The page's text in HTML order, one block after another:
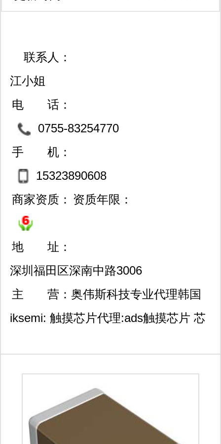
联系人：
江小姐
电 话：
0755-83254770
手 机：
15323890608
商家资质： 资质年限：
地 址：
深圳福田区深南中路3006
号佳和华强大厦a座7楼整
层
主 营： 奥伟斯科技专业代理韩国
iksemi: 触摸芯片代理:ads触摸芯片 芯
创触摸芯片 比亚迪触摸芯片 融合微触
摸芯片: 单片机代理:瑞萨单片机 三星
单片机 现代单片机 东芝单片机 合泰单